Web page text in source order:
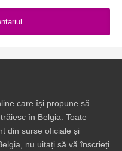
care își propune să
în Belgia. Toate
din surse oficiale și
nu uitați să vă înscrieți